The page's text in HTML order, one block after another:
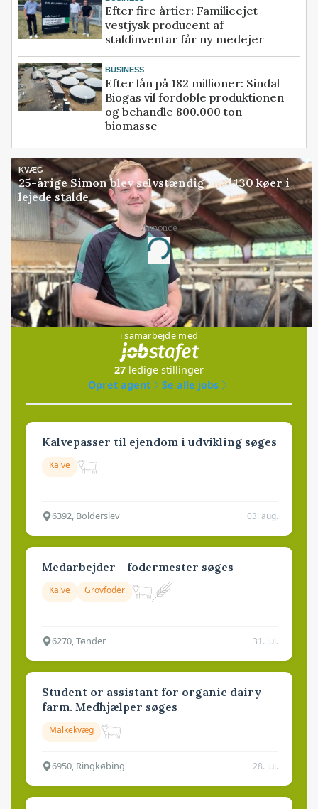
Efter fire årtier: Familieejet
vestjysk producent af
staldinventar får ny medejer
BUSINESS
Efter lån på 182 millioner: Sindal
Biogas vil fordoble produktionen
og behandle 800.000 ton
biomasse
KVÆG
25-årige Simon blev selvstændig med 130 køer i
lejede stalde
Annonce
Loading...
Jobs inden for Kvæg
i samarbejde med
27 ledige stillinger
Opret agent
Se alle jobs
Kalvepasser til ejendom i udvikling søges
Kalve
6392, Bolderslev 03. aug.
Medarbejder - fodermester søges
Kalve Grovfoder
6270, Tønder 31. jul.
Student or assistant for organic dairy
farm. Medhjælper søges
Malkekvæg
6950, Ringkøbing 28. jul.